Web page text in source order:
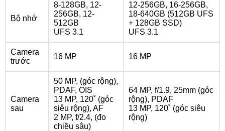
Bộ nhớ
8-128GB, 12-
256GB, 12-
512GB
UFS 3.1
12-256GB, 16-256GB,
18-640GB (512GB UFS
+ 128GB SSD)
UFS 3.1
Camera
trước
16 MP 16 MP
Camera
sau
50 MP, (góc rộng),
PDAF, OIS
13 MP, 120˚ (góc
siêu rộng), AF
2 MP, f/2.4, (đo
chiều sâu)
64 MP, f/1.9, 25mm (góc
rộng), PDAF
13 MP, 120˚ (góc siêu
rộng)